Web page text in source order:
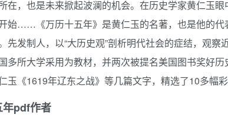
在，也是未来掀起波澜的机会。在历史学家黄仁玉
始……《万历十五年》是黄仁玉的名著，也是他的代
先发制人，以“大历史观”剖析明代社会的症结，观
多所大学采用为教材，并两次被提名美国图书奖好
玉《1619年辽东之战》等几篇文字，精选了10多幅彩
年pdf作者